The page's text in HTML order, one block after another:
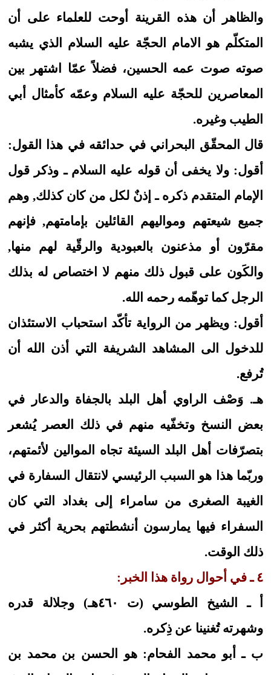
والظاهر أن هذه القرينة أوحت للعلماء على أن
المتكلّم هو الامام الحجّة عليه السلام الذي يشبه
صوته صوت عمه الحسين، فضلاً عمّا اشتهر بين
المعاصرين للحجّة عليه السلام وعمّه كأمثال أبي
الطيب وغيره.
قال المحقّق البحراني في حدائقه في هذا القول:
أقول: ولا يخفى أن قوله عليه السلام ـ وذكر قول
الإمام المتقدم ذكره ـ إذنٌ لكل من كان كذلك, وهم
جميع شيعتهم ومواليهم القائلين بإمامتهم, فإنهم
مقرّون أو مذعنون بالعبودية والرقّية لهم منها,
والكَون على قبول ذلك منهم لا اختصاص له بذلك
الرجل كما توهّمه رحمه الله.
أقول: ويظهر من الرواية تأكّد استحباب الاستئذان
للدخول الى المشاهد الشريفة التي أذن الله أن
تُرفع.
هـ. وَصْف الراوي أهل البلد بالجفاة والدعار في
بعض النسخ وتخفّيه منهم في ذلك العصر يُشعر
بتصرّفات أهل البلد السيئة تجاه الموالين لأئمتهم،
وربّما هذا هو السبب الرئيسي لانتقال السفارة في
الغيبة الصغرى من سامراء إلى بغداد التي كان
السفراء فيها يمارسون أنشطتهم بحرية أكثر في
ذلك الوقت.
٤ ـ في أحوال رواة هذا الخبر:
أ ـ الشيخ الطوسي (ت ٤٦٠هـ) وجلالة قدره
وشهرته تُغنينا عن ذِكره.
ب ـ أبو محمد الفحام: هو الحسن بن محمد بن